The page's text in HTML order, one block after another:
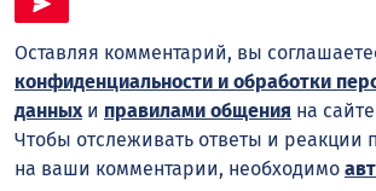
Оставляя комментарий, вы
конфиденциальности и обработки
данныхи правилами общения на
Чтобы отслеживать ответы и реакции
на ваши комментарии, необходимо